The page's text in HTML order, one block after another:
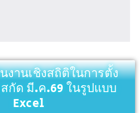
งานเชิงสถิติในการตั้ง
กัด มี.ค.69 ในรูปแบบ
Excel